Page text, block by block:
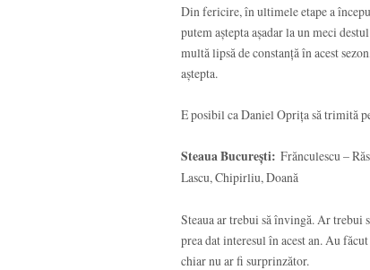
Din fericire, în ultimele etape a
putem aștepta așadar la un meci
multă lipsă de constanță în acest
aștepta.
E posibil ca Daniel Oprița să trimită
Steaua București: Frănculescu –
Lascu, Chipirliu, Doană
Steaua ar trebui să învingă. Ar trebui
prea dat interesul în acest an. Au
chiar nu ar fi surprinzător.